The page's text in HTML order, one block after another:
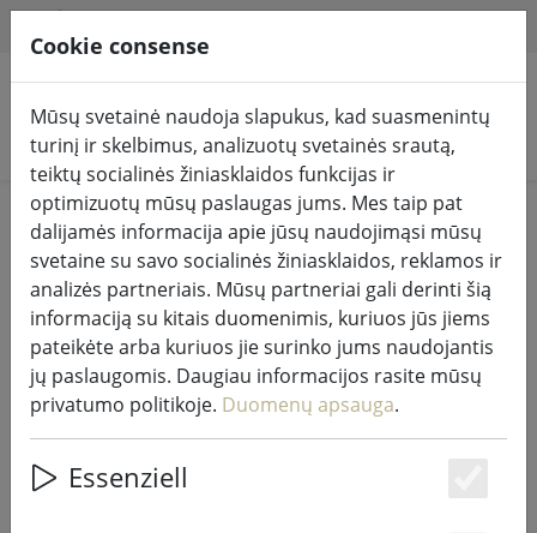
Ieškoti produktų
Home Pasakų žibintai ir apšvietimas Pasakų žibintai
"Kaemingk Lumineo" LED pasakų
žibintai "Basic" su reguliatoriumi
180 LED šiltai baltos spalvos lauko
13,5 m skaidrūs
Cookie consense
Mūsų svetainė naudoja slapukus, kad suasmenintų
turinį ir skelbimus, analizuotų svetainės srautą,
teiktų socialinės žiniasklaidos funkcijas ir
optimizuotų mūsų paslaugas jums. Mes taip pat
dalijamės informacija apie jūsų naudojimąsi mūsų
svetaine su savo socialinės žiniasklaidos, reklamos ir
analizės partneriais. Mūsų partneriai gali derinti šią
informaciją su kitais duomenimis, kuriuos jūs jiems
pateikėte arba kuriuos jie surinko jums naudojantis
jų paslaugomis. Daugiau informacijos rasite mūsų
privatumo politikoje. Duomenų apsauga.
Essenziell